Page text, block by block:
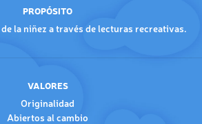
PROPÓSITO
la niñez a través de lecturas recreativas.
VALORES
Originalidad
Abiertos al cambio